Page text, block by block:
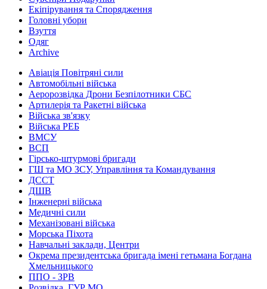
Екіпірування та Спорядження
Головні убори
Взуття
Одяг
Archive
Авіація Повітряні сили
Автомобільні війська
Аеророзвідка Дрони Безпілотники СБС
Артилерія та Ракетні війська
Війська зв'язку
Війська РЕБ
ВМСУ
ВСП
Гірсько-штурмові бригади
ГШ та МО ЗСУ, Управління та Командування
ДССТ
ДШВ
Інженерні війська
Медичні сили
Механізовані війська
Морська Піхота
Навчальні заклади, Центри
Окрема президентська бригада імені гетьмана Богдана
Хмельницького
ППО - ЗРВ